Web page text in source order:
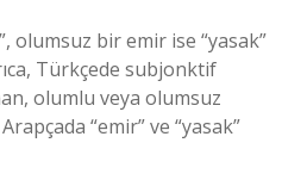
olumsuz bir emir ise “yasak”
Türkçede subjonktif
olumlu veya olumsuz
“emir” ve “yasak”